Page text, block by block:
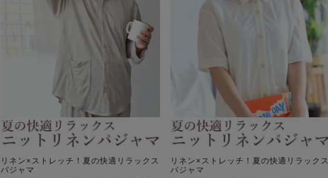
リネン×ストレッチ！夏の快適リラックス
パジャマ
リネン×ストレッチ！夏の快適リラックス
パジャマ